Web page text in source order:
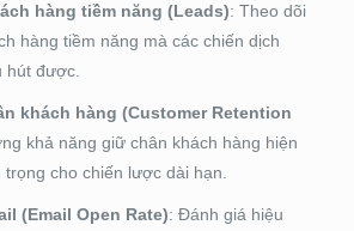
hàng tiềm năng (Leads): Theo dõi
hàng tiềm năng mà các chiến dịch
hút được.
khách hàng (Customer Retention
khả năng giữ chân khách hàng hiện
trọng cho chiến lược dài hạn.
(Email Open Rate): Đánh giá hiệu